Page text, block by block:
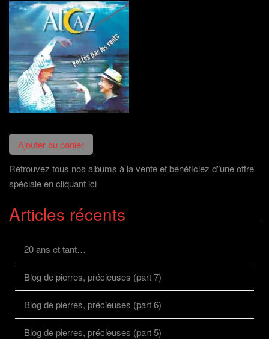
Retrouvez tous nos albums à la vente et bénéficiez d"une offre
spéciale en cliquant ici
Articles récents
20 ans et tant…
Blog de pierres, précieuses (part 7)
Blog de pierres, précieuses (part 6)
Blog de pierres, précieuses (part 5)